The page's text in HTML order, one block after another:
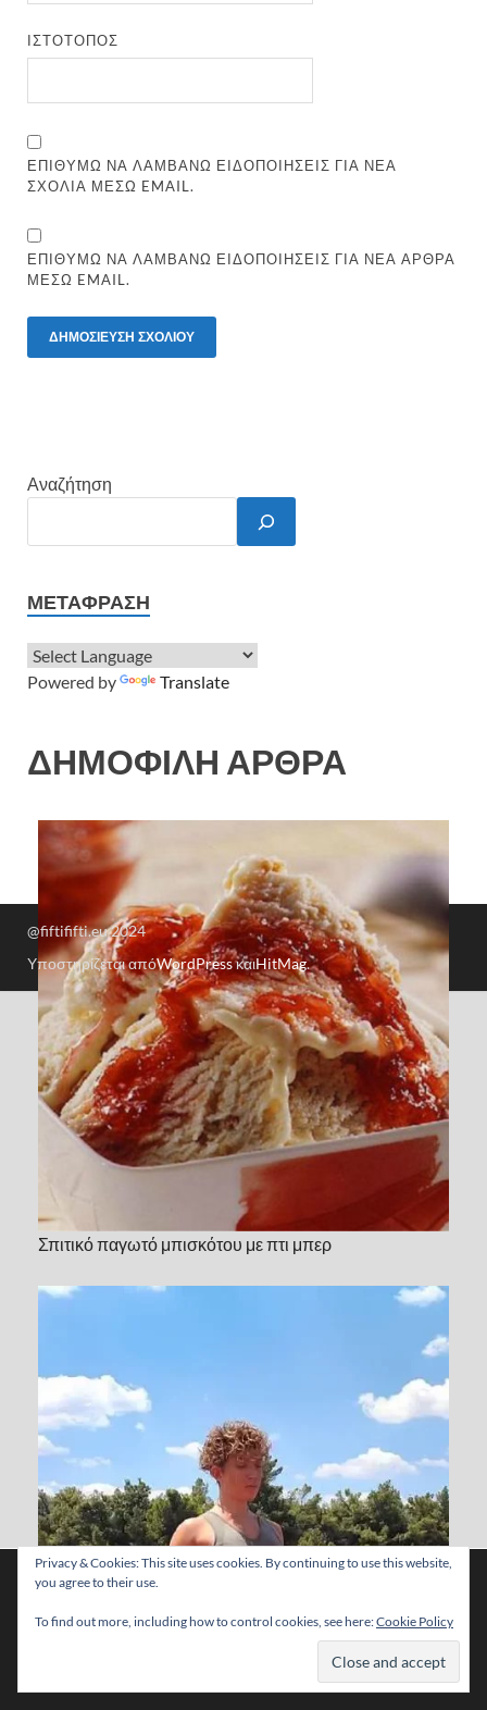
ΙΣΤΌΤΟΠΟΣ
ΕΠΙΘΥΜΏ ΝΑ ΛΑΜΒΆΝΩ ΕΙΔΟΠΟΙΉΣΕΙΣ ΓΙΑ ΝΈΑ
ΣΧΌΛΙΑ ΜΈΣΩ EMAIL.
ΕΠΙΘΥΜΏ ΝΑ ΛΑΜΒΆΝΩ ΕΙΔΟΠΟΙΉΣΕΙΣ ΓΙΑ ΝΈΑ ΆΡΘΡΑ
ΜΈΣΩ EMAIL.
Αναζήτηση
ΜΕΤΆΦΡΑΣΗ
Powered by Translate
ΔΗΜΟΦΙΛΗ ΑΡΘΡΑ
Σπιτικό παγωτό μπισκότου με πτι μπερ
Απώλεια βάρους: Πέντε top tips για να μην αποτύχει η
@fiftififti.eu 2024
Υποστηρίζεται απόWordPressκαιHitMag.
Χρησιμοποιούμε cookies για να σας προσφέρουμε τη
βέλτιστη εμπειρία πλοήγησης στον ιστότοπό μας.
Μπορείτε να μάθετε ποια cookies χρησιμοποιούμε ή να τα
απενεργοποιήσετε στιςρυθμίσεις
Privacy & Cookies: This site uses cookies. By continuing to use this website,
you agree to their use.
To find out more, including how to control cookies, see here:Cookie Policy